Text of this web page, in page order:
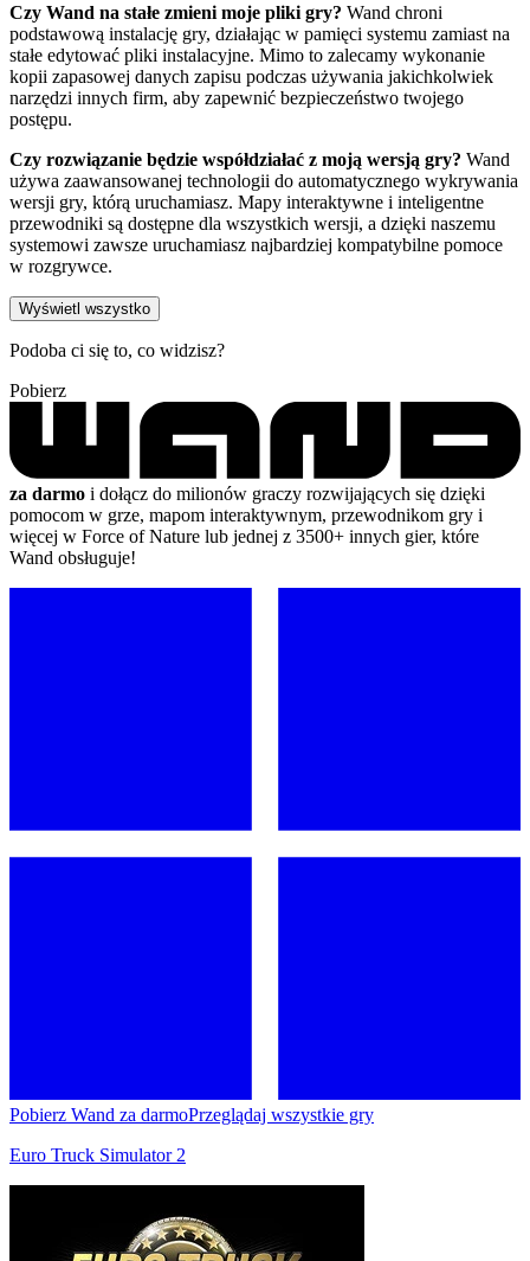
Czy Wand na stałe zmieni moje pliki gry? Wand chroni
podstawową instalację gry, działając w pamięci systemu zamiast na
stałe edytować pliki instalacyjne. Mimo to zalecamy wykonanie
kopii zapasowej danych zapisu podczas używania jakichkolwiek
narzędzi innych firm, aby zapewnić bezpieczeństwo twojego
postępu.
Czy rozwiązanie będzie współdziałać z moją wersją gry? Wand
używa zaawansowanej technologii do automatycznego wykrywania
wersji gry, którą uruchamiasz. Mapy interaktywne i inteligentne
przewodniki są dostępne dla wszystkich wersji, a dzięki naszemu
systemowi zawsze uruchamiasz najbardziej kompatybilne pomoce
w rozgrywce.
Wyświetl wszystko
Podoba ci się to, co widzisz?
Pobierz
za darmo i dołącz do milionów graczy rozwijających się dzięki
pomocom w grze, mapom interaktywnym, przewodnikom gry i
więcej w Force of Nature lub jednej z 3500+ innych gier, które
Wand obsługuje!
Pobierz Wand za darmoPrzeglądaj wszystkie gry
Euro Truck Simulator 2